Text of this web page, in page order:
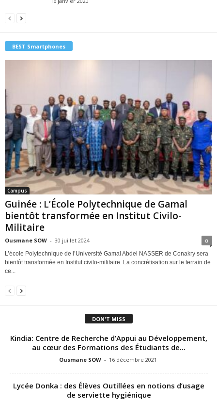
BEST Smartphones
Campus
Guinée : L’École Polytechnique de Gamal
bientôt transformée en Institut Civilo-
Militaire
Ousmane SOW - 30 juillet 2024 0
L’école Polytechnique de l’Université Gamal Abdel NASSER de Conakry sera
bientôt transformée en Institut civilo-militaire. La concrétisation sur le terrain de
ce...
DON'T MISS
Kindia: Centre de Recherche d’Appui au Développement,
au cœur des Formations des Étudiants de...
Ousmane SOW - 16 décembre 2021
Lycée Donka : des Élèves Outillées en notions d’usage
de serviette hygiénique